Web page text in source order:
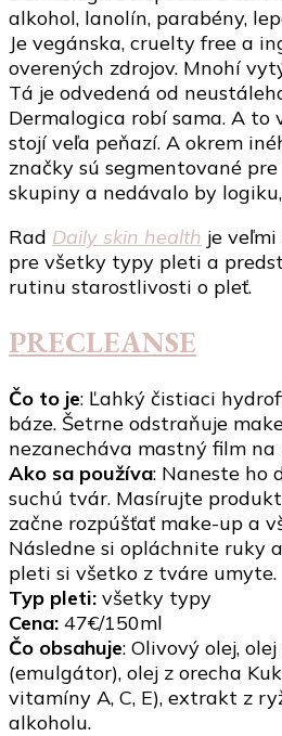
alkohol, lanolín, parabény,
Je vegánska, cruelty free a
overených zdrojov. Mnohí
Tá je odvedená od
Dermalogica robí sama. A to
stojí veľa peňazí. A okrem
značky sú segmentované
skupiny a nedávalo by
Rad Daily skin health je
pre všetky typy pleti a
rutinu starostlivosti o pleť.
PRECLEANSE
Čo to je: Ľahký čistiaci
báze. Šetrne odstraňuje
nezanecháva mastný film na
Ako sa používa: Naneste ho
suchú tvár. Masírujte
začne rozpúšťať make-up a
Následne si opláchnite ruky
pleti si všetko z tváre umyte.
Typ pleti: všetky typy
Cena: 47€/150ml
Čo obsahuje: Olivový olej,
(emulgátor), olej z orecha
vitamíny A, C, E), extrakt z
alkoholu.